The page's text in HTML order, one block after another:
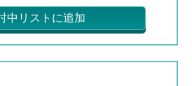
中リストに追加